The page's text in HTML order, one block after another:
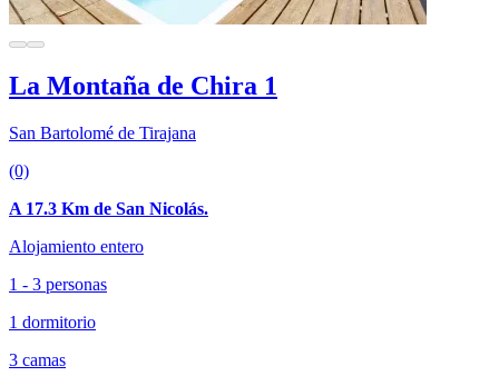
La Montaña de Chira 1
San Bartolomé de Tirajana
(0)
A 17.3 Km de San Nicolás.
Alojamiento entero
1 - 3 personas
1 dormitorio
3 camas